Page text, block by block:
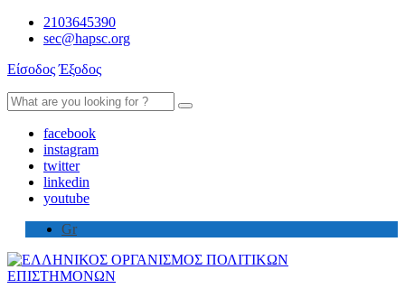
2103645390
sec@hapsc.org
Είσοδος Έξοδος
Search
for:
facebook
instagram
twitter
linkedin
youtube
Gr